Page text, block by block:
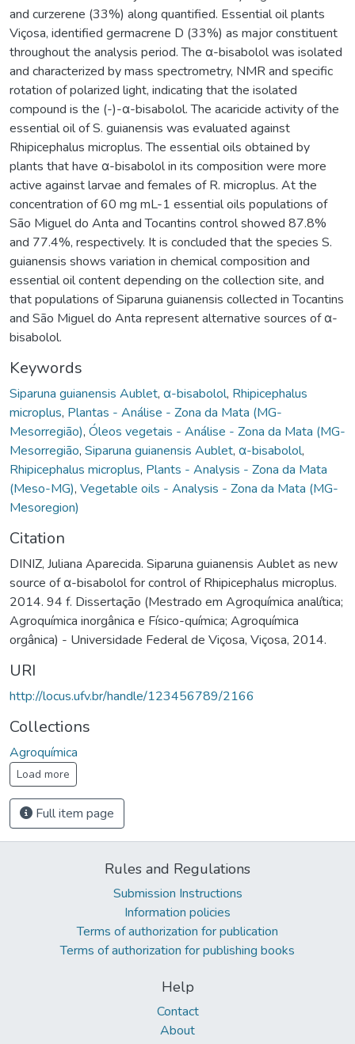
and curzerene (33%) along quantified. Essential oil plants
Viçosa, identified germacrene D (33%) as major constituent
throughout the analysis period. The α-bisabolol was isolated
and characterized by mass spectrometry, NMR and specific
rotation of polarized light, indicating that the isolated
compound is the (-)-α-bisabolol. The acaricide activity of the
essential oil of S. guianensis was evaluated against
Rhipicephalus microplus. The essential oils obtained by
plants that have α-bisabolol in its composition were more
active against larvae and females of R. microplus. At the
concentration of 60 mg mL-1 essential oils populations of
São Miguel do Anta and Tocantins control showed 87.8%
and 77.4%, respectively. It is concluded that the species S.
guianensis shows variation in chemical composition and
essential oil content depending on the collection site, and
that populations of Siparuna guianensis collected in Tocantins
and São Miguel do Anta represent alternative sources of α-
bisabolol.
Keywords
Siparuna guianensis Aublet, α-bisabolol, Rhipicephalus
microplus, Plantas - Análise - Zona da Mata (MG-
Mesorregião), Óleos vegetais - Análise - Zona da Mata (MG-
Mesorregião, Siparuna guianensis Aublet, α-bisabolol,
Rhipicephalus microplus, Plants - Analysis - Zona da Mata
(Meso-MG), Vegetable oils - Analysis - Zona da Mata (MG-
Mesoregion)
Citation
DINIZ, Juliana Aparecida. Siparuna guianensis Aublet as new
source of α-bisabolol for control of Rhipicephalus microplus.
2014. 94 f. Dissertação (Mestrado em Agroquímica analítica;
Agroquímica inorgânica e Físico-química; Agroquímica
orgânica) - Universidade Federal de Viçosa, Viçosa, 2014.
URI
http://locus.ufv.br/handle/123456789/2166
Collections
Agroquímica
Load more
Full item page
Rules and Regulations
Submission Instructions
Information policies
Terms of authorization for publication
Terms of authorization for publishing books
Help
Contact
About